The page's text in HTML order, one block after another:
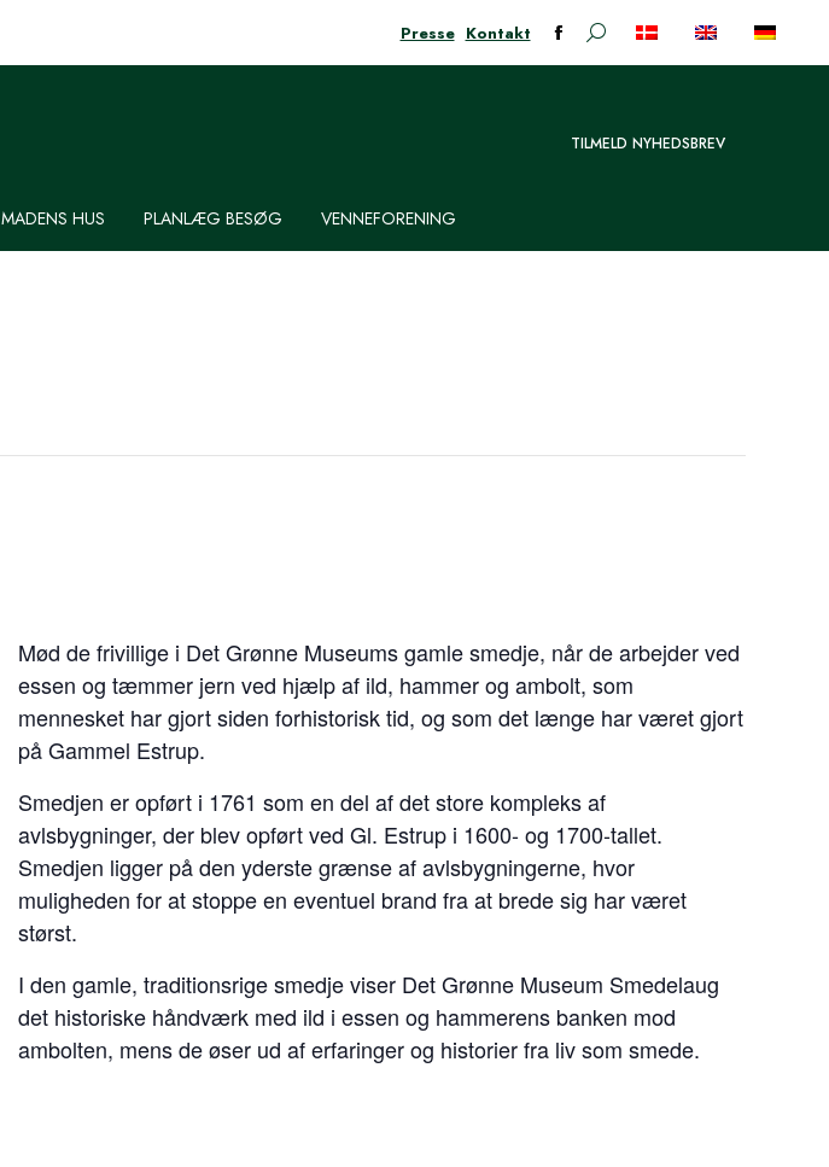
Presse Kontakt
Facebook-
Søge:
TILMELD NYHEDSBREV
MADENS HUS PLANLÆG BESØG VENNEFORENING
Mød de frivillige i Det Grønne Museums gamle smedje, når de arbejder ved
essen og tæmmer jern ved hjælp af ild, hammer og ambolt, som
mennesket har gjort siden forhistorisk tid, og som det længe har været gjort
på Gammel Estrup.
Smedjen er opført i 1761 som en del af det store kompleks af
avlsbygninger, der blev opført ved Gl. Estrup i 1600- og 1700-tallet.
Smedjen ligger på den yderste grænse af avlsbygningerne, hvor
muligheden for at stoppe en eventuel brand fra at brede sig har været
størst.
I den gamle, traditionsrige smedje viser Det Grønne Museum Smedelaug
det historiske håndværk med ild i essen og hammerens banken mod
ambolten, mens de øser ud af erfaringer og historier fra liv som smede.